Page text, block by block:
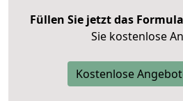
Füllen Sie jetzt das
Sie kostenlose
Kostenlose